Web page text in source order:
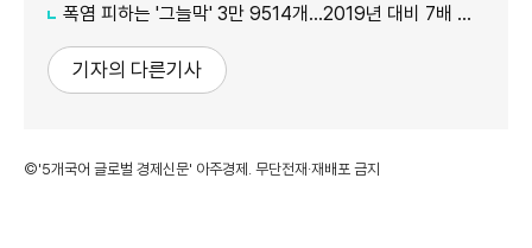
폭염 피하는 '그늘막' 3만 9514개…2019년 대비 7배 증가
기자의 다른기사
©'5개국어 글로벌 경제신문' 아주경제. 무단전재·재배포 금지